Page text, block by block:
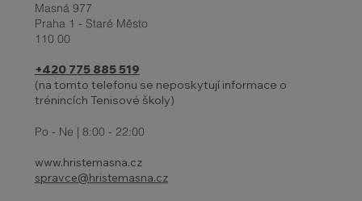
Masná 977
Praha 1 - Staré Město
110 00
+420 775 885 519
(na tomto telefonu se neposkytují informace o
trénincích Tenisové školy)
Po - Ne | 8:00 - 22:00
www.hristemasna.cz
spravce@hristemasna.cz